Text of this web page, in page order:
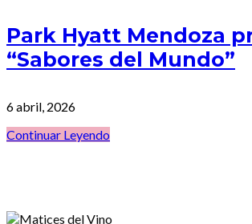
Park Hyatt Mendoza
“Sabores del Mundo”
6 abril, 2026
Continuar Leyendo